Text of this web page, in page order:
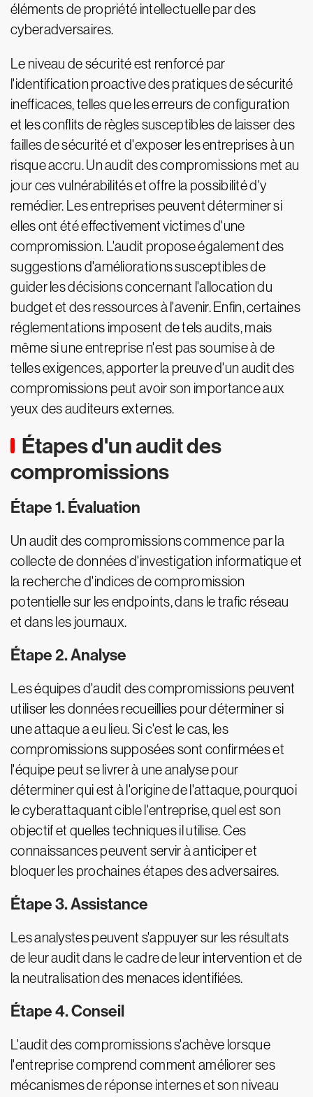
éléments de propriété intellectuelle par des
cyberadversaires.
Le niveau de sécurité est renforcé par
l'identification proactive des pratiques de sécurité
inefficaces, telles que les erreurs de configuration
et les conflits de règles susceptibles de laisser des
failles de sécurité et d'exposer les entreprises à un
risque accru. Un audit des compromissions met au
jour ces vulnérabilités et offre la possibilité d'y
remédier. Les entreprises peuvent déterminer si
elles ont été effectivement victimes d'une
compromission. L'audit propose également des
suggestions d'améliorations susceptibles de
guider les décisions concernant l'allocation du
budget et des ressources à l'avenir. Enfin, certaines
réglementations imposent de tels audits, mais
même si une entreprise n'est pas soumise à de
telles exigences, apporter la preuve d'un audit des
compromissions peut avoir son importance aux
yeux des auditeurs externes.
Étapes d'un audit des
compromissions
Étape 1. Évaluation
Un audit des compromissions commence par la
collecte de données d'investigation informatique et
la recherche d'indices de compromission
potentielle sur les endpoints, dans le trafic réseau
et dans les journaux.
Étape 2. Analyse
Les équipes d'audit des compromissions peuvent
utiliser les données recueillies pour déterminer si
une attaque a eu lieu. Si c'est le cas, les
compromissions supposées sont confirmées et
l'équipe peut se livrer à une analyse pour
déterminer qui est à l'origine de l'attaque, pourquoi
le cyberattaquant cible l'entreprise, quel est son
objectif et quelles techniques il utilise. Ces
connaissances peuvent servir à anticiper et
bloquer les prochaines étapes des adversaires.
Étape 3. Assistance
Les analystes peuvent s'appuyer sur les résultats
de leur audit dans le cadre de leur intervention et de
la neutralisation des menaces identifiées.
Étape 4. Conseil
L'audit des compromissions s'achève lorsque
l'entreprise comprend comment améliorer ses
mécanismes de réponse internes et son niveau